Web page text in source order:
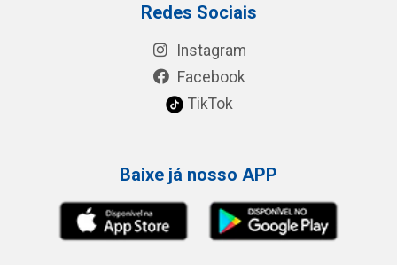
Redes Sociais
Instagram
Facebook
TikTok
Baixe já nosso APP